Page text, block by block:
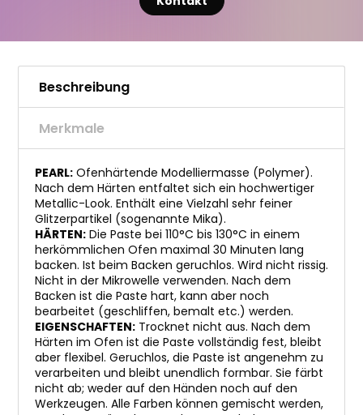
Beschreibung
Merkmale
PEARL: Ofenhärtende Modelliermasse (Polymer).
Nach dem Härten entfaltet sich ein hochwertiger
Metallic-Look. Enthält eine Vielzahl sehr feiner
Glitzerpartikel (sogenannte Mika).
HÄRTEN: Die Paste bei 110°C bis 130°C in einem
herkömmlichen Ofen maximal 30 Minuten lang
backen. Ist beim Backen geruchlos. Wird nicht rissig.
Nicht in der Mikrowelle verwenden. Nach dem
Backen ist die Paste hart, kann aber noch
bearbeitet (geschliffen, bemalt etc.) werden.
EIGENSCHAFTEN: Trocknet nicht aus. Nach dem
Härten im Ofen ist die Paste vollständig fest, bleibt
aber flexibel. Geruchlos, die Paste ist angenehm zu
verarbeiten und bleibt unendlich formbar. Sie färbt
nicht ab; weder auf den Händen noch auf den
Werkzeugen. Alle Farben können gemischt werden,